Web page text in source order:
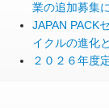
業の追加募集
JAPAN PACK
イクルの進化
２０２６年度